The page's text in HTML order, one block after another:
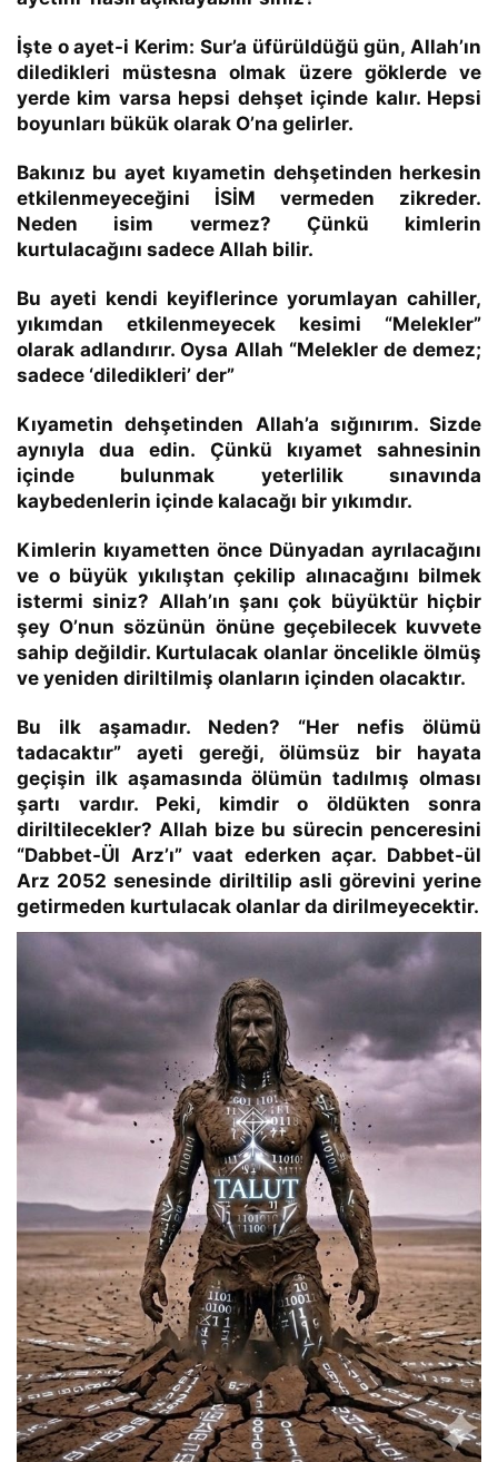
İşte o ayet-i Kerim: Sur’a üfürüldüğü gün,Allah’ın
diledikleri müstesna olmak üzeregöklerde ve
yerde kim varsa hepsi dehşet içinde kalır. Hepsi
boyunları bükük olarak O’na gelirler.
Bakınız bu ayet kıyametin dehşetinden herkesin
etkilenmeyeceğini İSİM vermeden zikreder.
Neden isim vermez? Çünkü kimlerin
kurtulacağını sadece Allah bilir.
Bu ayeti kendi keyiflerince yorumlayan cahiller,
yıkımdan etkilenmeyecek kesimi “Melekler”
olarak adlandırır. Oysa Allah “Melekler de demez;
sadece ‘diledikleri’ der”
Kıyametin dehşetinden Allah’a sığınırım. Sizde
aynıyla dua edin. Çünkü kıyamet sahnesinin
içinde bulunmak yeterlilik sınavında
kaybedenlerin içinde kalacağı bir yıkımdır.
Kimlerin kıyametten önce Dünyadan ayrılacağını
ve o büyük yıkılıştan çekilip alınacağını bilmek
istermi siniz? Allah’ın şanı çok büyüktür hiçbir
şey O’nun sözünün önüne geçebilecek kuvvete
sahip değildir. Kurtulacak olanlar öncelikle ölmüş
ve yeniden diriltilmiş olanların içinden olacaktır.
Bu ilk aşamadır. Neden? “Her nefis ölümü
tadacaktır” ayeti gereği, ölümsüz bir hayata
geçişin ilk aşamasında ölümün tadılmış olması
şartı vardır. Peki, kimdir o öldükten sonra
diriltilecekler? Allah bize bu sürecin penceresini
“Dabbet-Ül Arz’ı” vaat ederken açar. Dabbet-ül
Arz 2052 senesinde diriltilip asli görevini yerine
getirmeden kurtulacak olanlar da dirilmeyecektir.